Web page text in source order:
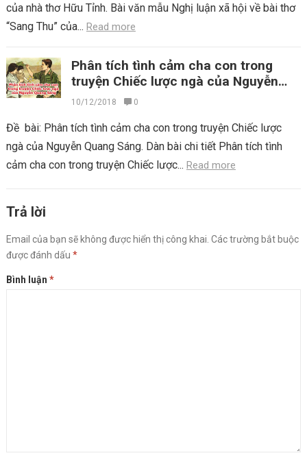
của nhà thơ Hữu Tỉnh. Bài văn mẫu Nghị luận xã hội về bài thơ
“Sang Thu” của... Read more
Phân tích tình cảm cha con trong
truyện Chiếc lược ngà của Nguyễn
Quang Sáng
10/12/2018 0
Đề bài: Phân tích tình cảm cha con trong truyện Chiếc lược
ngà của Nguyễn Quang Sáng. Dàn bài chi tiết Phân tích tình
cảm cha con trong truyện Chiếc lược... Read more
Trả lời
Email của bạn sẽ không được hiển thị công khai. Các trường bắt buộc
được đánh dấu *
Bình luận *